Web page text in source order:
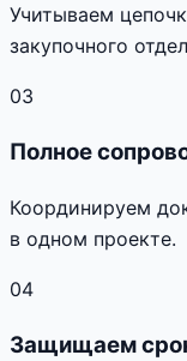
Учитываем
закупочного
03
Полное
Координируем
в одном проекте.
04
Защищаем